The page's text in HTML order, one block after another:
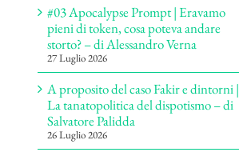
#03 Apocalypse Prompt | Eravamo
pieni di token, cosa poteva andare
storto? – di Alessandro Verna
27 Luglio 2026
A proposito del caso Fakir e dintorni |
La tanatopolitica del dispotismo – di
Salvatore Palidda
26 Luglio 2026